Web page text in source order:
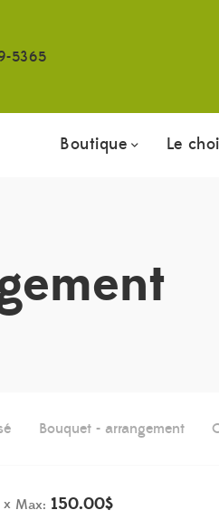
5365
Boutique Le
Bouquet - arrangement
Max: 150.00$